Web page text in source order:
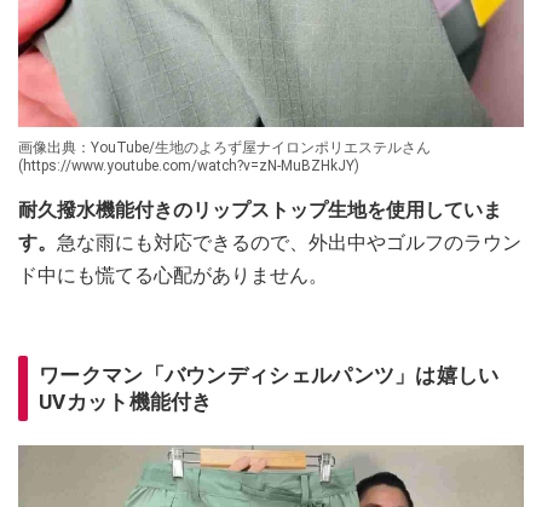
画像出典：YouTube/生地のよろず屋ナイロンポリエステルさん
(https://www.youtube.com/watch?v=zN-MuBZHkJY)
耐久撥水機能付きのリップストップ生地を使用していま
す。 急な雨にも対応できるので、外出中やゴルフのラウン
ド中にも慌てる心配がありません。
ワークマン「バウンディシェルパンツ」は嬉しい
UVカット機能付き